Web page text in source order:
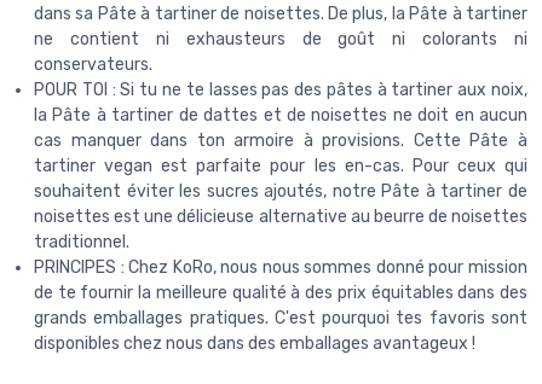
dans sa Pâte à tartiner de noisettes. De plus, la Pâte à tartiner
ne contient ni exhausteurs de goût ni colorants ni
conservateurs.
POUR TOI : Si tu ne te lasses pas des pâtes à tartiner aux noix,
la Pâte à tartiner de dattes et de noisettes ne doit en aucun
cas manquer dans ton armoire à provisions. Cette Pâte à
tartiner vegan est parfaite pour les en-cas. Pour ceux qui
souhaitent éviter les sucres ajoutés, notre Pâte à tartiner de
noisettes est une délicieuse alternative au beurre de noisettes
traditionnel.
PRINCIPES : Chez KoRo, nous nous sommes donné pour mission
de te fournir la meilleure qualité à des prix équitables dans des
grands emballages pratiques. C'est pourquoi tes favoris sont
disponibles chez nous dans des emballages avantageux !